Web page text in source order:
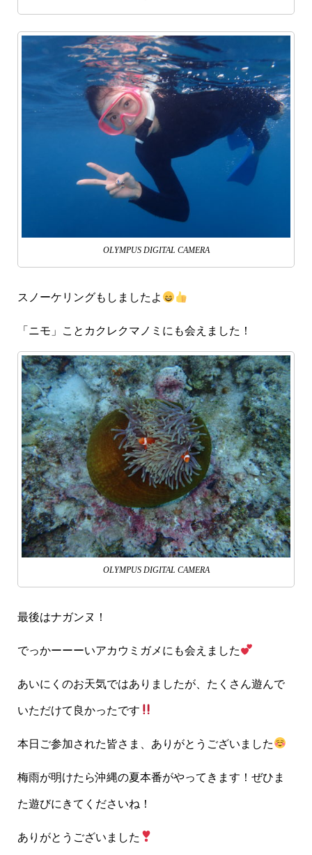
OLYMPUS DIGITAL CAMERA
スノーケリングもしましたよ
「ニモ」ことカクレクマノミにも会えました！
OLYMPUS DIGITAL CAMERA
最後はナガンヌ！
でっかーーーいアカウミガメにも会えました
あいにくのお天気ではありましたが、たくさん遊んで
いただけて良かったです
本日ご参加された皆さま、ありがとうございました
梅雨が明けたら沖縄の夏本番がやってきます！ぜひま
た遊びにきてくださいね！
ありがとうございました